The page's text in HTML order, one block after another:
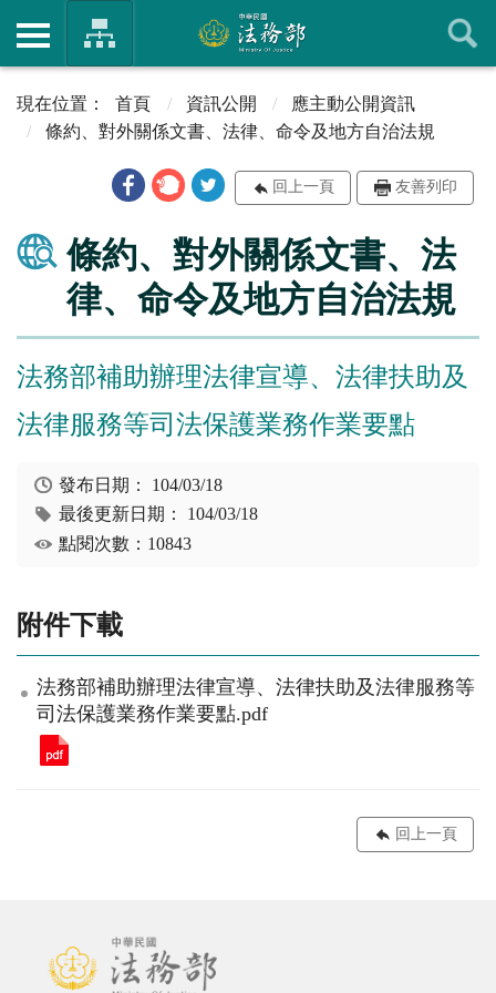
首頁 資訊公開
應主動公開資訊
條約、對外關係文書、法律、命令及地方自治法規
回上一頁 友善列印
條約、對外關係文書、法
律、命令及地方自治法規
法務部補助辦理法律宣導、法律扶助及
法律服務等司法保護業務作業要點
發布日期： 104/03/18
最後更新日期： 104/03/18
點閱次數：10843
附件下載
法務部補助辦理法律宣導、法律扶助及法律服務等
司法保護業務作業要點.pdf
回上一頁